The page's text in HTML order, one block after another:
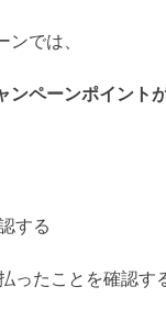
ンでは、
ンペーンポイント
する
ったことを確認す